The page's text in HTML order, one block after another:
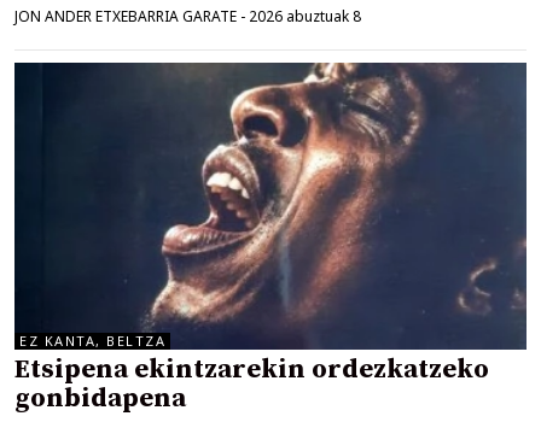
JON ANDER ETXEBARRIA GARATE - 2026 abuztuak 8
EZ KANTA, BELTZA
Etsipena ekintzarekin ordezkatzeko
gonbidapena